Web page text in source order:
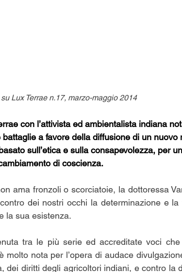
Lux Terrae n.17, marzo-maggio 2014
con l’attivista ed ambientalista indiana
a favore della diffusione di un nuovo
sull’etica e sulla consapevolezza, per
di coscienza.
ama fronzoli o scorciatoie, la dottoressa
dei nostri occhi la determinazione e la
la sua esistenza.
tra le più serie ed accreditate voci
molto nota per l’opera di audace
dei diritti degli agricoltori indiani, e contro la